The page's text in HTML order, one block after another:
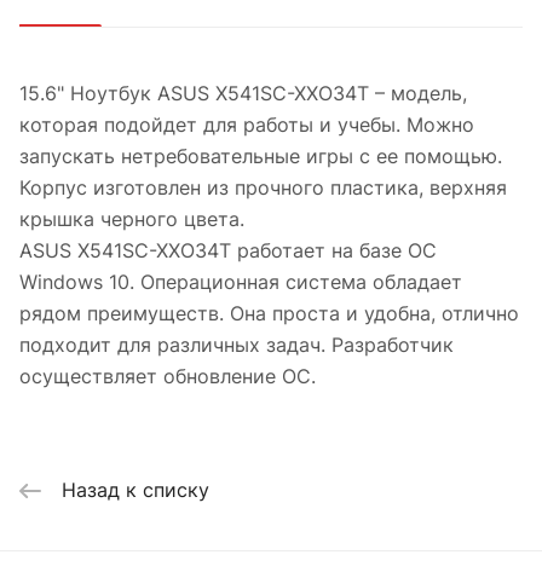
15.6" Ноутбук ASUS X541SC-XXO34T – модель,
которая подойдет для работы и учебы. Можно
запускать нетребовательные игры с ее помощью.
Корпус изготовлен из прочного пластика, верхняя
крышка черного цвета.
ASUS X541SC-XXO34T работает на базе ОС
Windows 10. Операционная система обладает
рядом преимуществ. Она проста и удобна, отлично
подходит для различных задач. Разработчик
осуществляет обновление ОС.
Назад к списку